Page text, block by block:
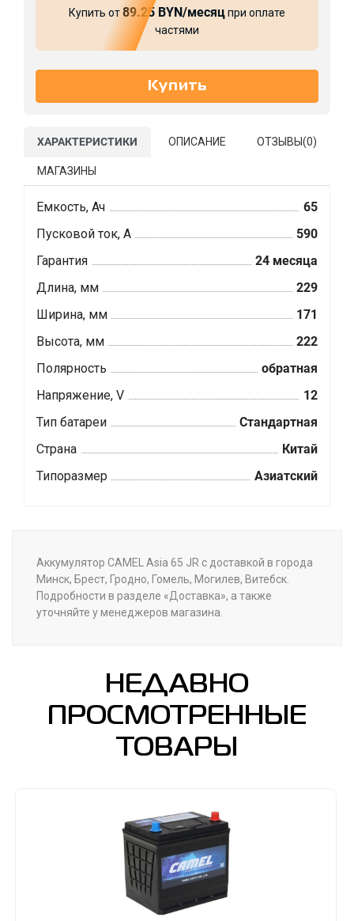
Купить от89.25 BYN/месяцпри оплате
частями
ХАРАКТЕРИСТИКИ ОПИСАНИЕ ОТЗЫВЫ(0)
МАГАЗИНЫ
Емкость, Ач
65
Пусковой ток, А
590
Гарантия
24 месяца
Длина, мм
229
Ширина, мм
171
Высота, мм
222
Полярность
обратная
Напряжение, V
12
Тип батареи
Стандартная
Страна
Китай
Типоразмер
Азиатский
Аккумулятор CAMEL Asia 65 JR с доставкой в города
Минск, Брест, Гродно, Гомель, Могилев, Витебск.
Подробности в разделе «Доставка», а также
уточняйте у менеджеров магазина.
НЕДАВНО
ПРОСМОТРЕННЫЕ
ТОВАРЫ